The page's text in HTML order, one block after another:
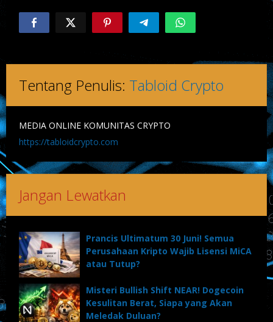
Tentang Penulis: Tabloid Crypto
MEDIA ONLINE KOMUNITAS CRYPTO
https://tabloidcrypto.com
Jangan Lewatkan
Prancis Ultimatum 30 Juni! Semua
Perusahaan Kripto Wajib Lisensi MiCA
atau Tutup?
Misteri Bullish Shift NEAR! Dogecoin
Kesulitan Berat, Siapa yang Akan
Meledak Duluan?